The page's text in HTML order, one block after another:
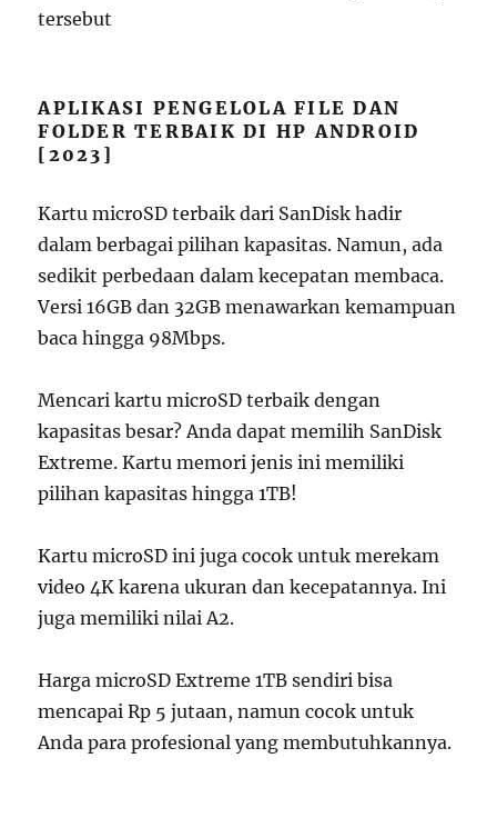
tersebut
APLIKASI PENGELOLA FILE DAN
FOLDER TERBAIK DI HP ANDROID
[2023]
Kartu microSD terbaik dari SanDisk hadir
dalam berbagai pilihan kapasitas. Namun, ada
sedikit perbedaan dalam kecepatan membaca.
Versi 16GB dan 32GB menawarkan kemampuan
baca hingga 98Mbps.
Mencari kartu microSD terbaik dengan
kapasitas besar? Anda dapat memilih SanDisk
Extreme. Kartu memori jenis ini memiliki
pilihan kapasitas hingga 1TB!
Kartu microSD ini juga cocok untuk merekam
video 4K karena ukuran dan kecepatannya. Ini
juga memiliki nilai A2.
Harga microSD Extreme 1TB sendiri bisa
mencapai Rp 5 jutaan, namun cocok untuk
Anda para profesional yang membutuhkannya.